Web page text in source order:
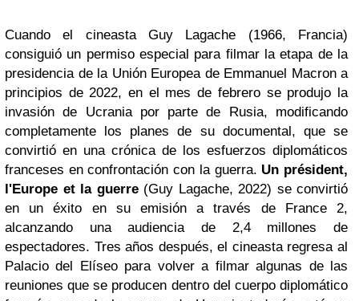
Cuando el cineasta Guy Lagache (1966, Francia)
consiguió un permiso especial para filmar la etapa de la
presidencia de la Unión Europea de Emmanuel Macron a
principios de 2022, en el mes de febrero se produjo la
invasión de Ucrania por parte de Rusia, modificando
completamente los planes de su documental, que se
convirtió en una crónica de los esfuerzos diplomáticos
franceses en confrontación con la guerra. Un président,
l'Europe et la guerre(Guy Lagache, 2022) se convirtió
en un éxito en su emisión a través de France 2,
alcanzando una audiencia de 2,4 millones de
espectadores. Tres años después, el cineasta regresa al
Palacio del Elíseo para volver a filmar algunas de las
reuniones que se producen dentro del cuerpo diplomático